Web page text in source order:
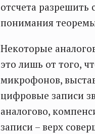
отсчета разрешить
понимания
Некоторые
это лишь от того,
микрофонов,
цифровые записи
аналогово,
записи – верх